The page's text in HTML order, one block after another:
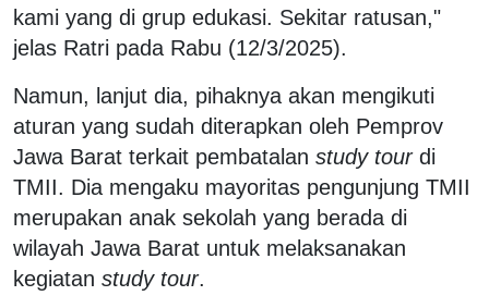
kami yang di grup edukasi. Sekitar ratusan,"
jelas Ratri pada Rabu (12/3/2025).
Namun, lanjut dia, pihaknya akan mengikuti
aturan yang sudah diterapkan oleh Pemprov
Jawa Barat terkait pembatalan study tourdi
TMII. Dia mengaku mayoritas pengunjung TMII
merupakan anak sekolah yang berada di
wilayah Jawa Barat untuk melaksanakan
kegiatan study tour.